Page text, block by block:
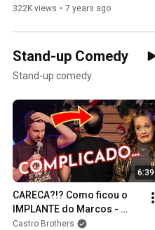
322K views • 7 years ago
Stand-up Comedy
Stand-up comedy.
6:39
CARECA?!? Como ficou o
IMPLANTE do Marcos -
Stand-up Comedy
Castro Brothers